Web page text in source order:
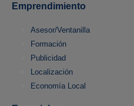
Emprendimiento
Asesor/Ventanilla
Formación
Publicidad
Localización
Economía Local